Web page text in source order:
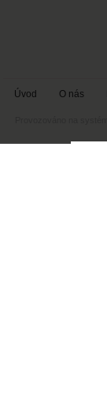
Úvod O nás